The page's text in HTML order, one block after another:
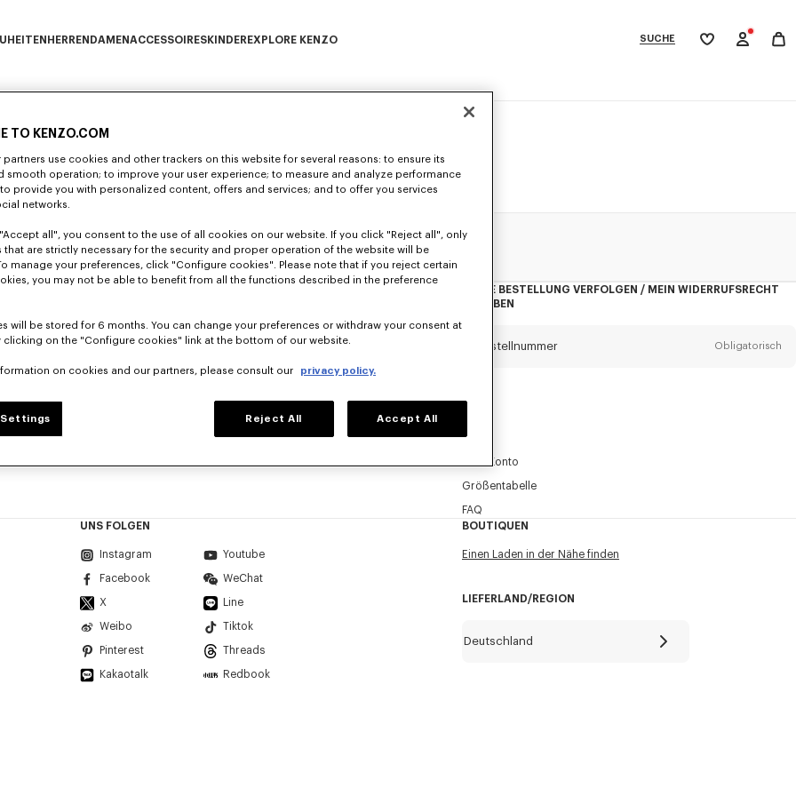
Neuheiten subcategories
HERREN
HERREN subcategories
DAMEN
DAMEN subcategories
ACCESSOIRES
ACCESSOIRES subcategories
KINDER
KINDER subcategories
EXPLORE KENZO
EXPLORE KENZO subcategories
SUCHE
Meine
und erzielt einen Score von 93/100.
professionelle Gleichstellung zu erreichen.
in dieser Richtung weiter.
Home Gleichstellung Von Frau Und Mann
+33 (0)1 73 04 21 39
Kontakt
MEINE BESTELLUNG VERFOLGEN / MEIN WIDERRUFSRECHT
AUSÜBEN
Bestellnummer Obligatorisch
HILFE
Mein Konto
Größentabelle
FAQ
UNS FOLGEN
Instagram Youtube
Facebook WeChat
X Line
Weibo Tiktok
Pinterest Threads
Kakaotalk Redbook
BOUTIQUEN
Einen Laden in der Nähe finden
LIEFERLAND/REGION
Deutschland
TO KENZO.COM
partners use cookies and other trackers on this website for several reasons: to ensure its
smooth operation; to improve your user experience; to measure and analyze performance
provide you with personalized content, offers and services; and to offer you services
networks.
all", you consent to the use of all cookies on our website. If you click "Reject all", only
that are strictly necessary for the security and proper operation of the website will be
manage your preferences, click "Configure cookies". Please note that if you reject certain
you may not be able to benefit from all the functions described in the preference
will be stored for 6 months. You can change your preferences or withdraw your consent at
clicking on the "Configure cookies" link at the bottom of our website.
on cookies and our partners, please consult our privacy policy.
Reject All Accept All